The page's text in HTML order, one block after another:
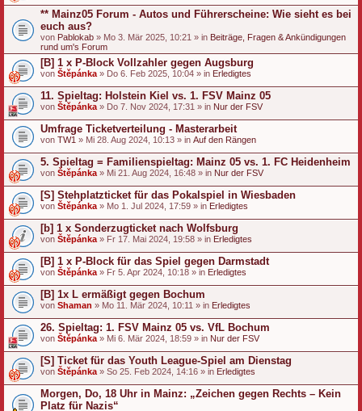
** Mainz05 Forum - Autos und Führerscheine: Wie sieht es bei
euch aus?
von Pablokab » Mo 3. Mär 2025, 10:21 » in Beiträge, Fragen & Ankündigungen
rund um's Forum
[B] 1 x P-Block Vollzahler gegen Augsburg
von Štěpánka » Do 6. Feb 2025, 10:04 » in Erledigtes
11. Spieltag: Holstein Kiel vs. 1. FSV Mainz 05
von Štěpánka » Do 7. Nov 2024, 17:31 » in Nur der FSV
Umfrage Ticketverteilung - Masterarbeit
von TW1 » Mi 28. Aug 2024, 10:13 » in Auf den Rängen
5. Spieltag = Familienspieltag: Mainz 05 vs. 1. FC Heidenheim
von Štěpánka » Mi 21. Aug 2024, 16:48 » in Nur der FSV
[S] Stehplatzticket für das Pokalspiel in Wiesbaden
von Štěpánka » Mo 1. Jul 2024, 17:59 » in Erledigtes
[b] 1 x Sonderzugticket nach Wolfsburg
von Štěpánka » Fr 17. Mai 2024, 19:58 » in Erledigtes
[B] 1 x P-Block für das Spiel gegen Darmstadt
von Štěpánka » Fr 5. Apr 2024, 10:18 » in Erledigtes
[B] 1x L ermäßigt gegen Bochum
von Shaman » Mo 11. Mär 2024, 10:11 » in Erledigtes
26. Spieltag: 1. FSV Mainz 05 vs. VfL Bochum
von Štěpánka » Mi 6. Mär 2024, 18:59 » in Nur der FSV
[S] Ticket für das Youth League-Spiel am Dienstag
von Štěpánka » So 25. Feb 2024, 14:16 » in Erledigtes
Morgen, Do, 18 Uhr in Mainz: „Zeichen gegen Rechts – Kein
Platz für Nazis“